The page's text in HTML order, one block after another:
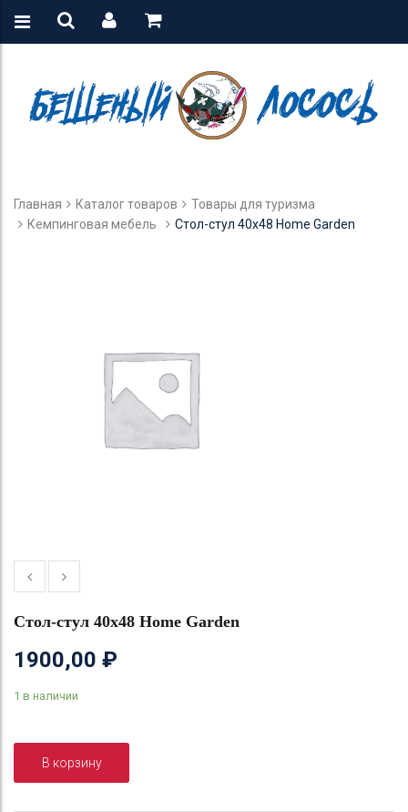
Главная Каталог товаров
Товары для туризма
Кемпинговая мебель
Стол-стул 40х48 Home Garden
Стол-стул 40х48 Home Garden
1900,00 ₽
1 в наличии
В корзину